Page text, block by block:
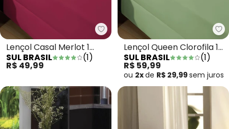
Sul Brasil - Lençol Casal Merlot
Lençol Casal Merlot 1
Peça
SUL BRASIL (1)
R$ 49,99
Lençol Queen Clorofila 1
Peça
SUL BRASIL (1)
R$ 59,99
ou 2xde R$ 29,99sem juros